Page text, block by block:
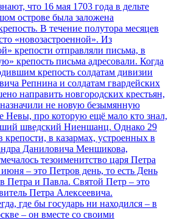
что 16 мая 1703 года в дельте
острове была заложена
В течение полутора месяцев
«новозастроенной». Из
крепости отправляли письма, в
крепость письма адресовали. Когда
крепость солдатам дивизии
Репнина и солдатам гвардейских
направить новгородских крестьян,
не новую безымянную
Невы, про которую ещё мало кто знал,
шведский Ниеншанц. Однако 29
крепости, в казармах, устроенных в
Даниловича Меншикова,
тезоименитство царя Петра
– это Петров день, то есть День
Петра и Павла. Святой Петр – это
Петра Алексеевича.
где бы государь ни находился – в
– он вместе со своими